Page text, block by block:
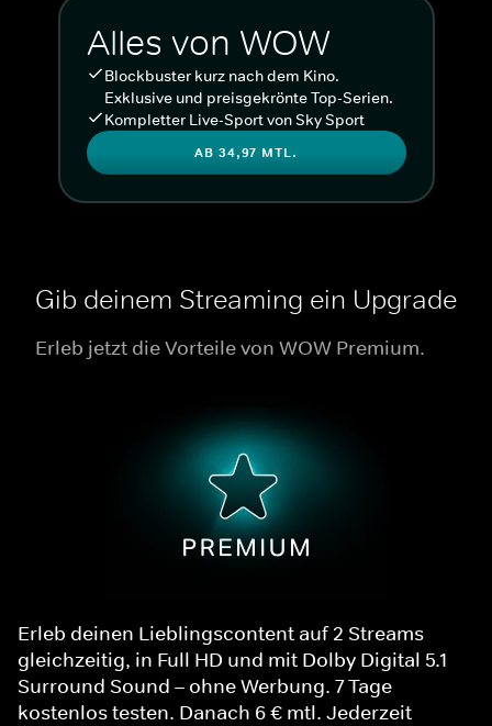
Alles von WOW
Blockbuster kurz nach dem Kino.
Exklusive und preisgekrönte Top-Serien.
Kompletter Live-Sport von Sky Sport
AB 34,97 MTL.
Gib deinem Streaming ein Upgrade
Erleb jetzt die Vorteile von WOW Premium.
Erleb deinen Lieblingscontent auf 2 Streams
gleichzeitig, in Full HD und mit Dolby Digital 5.1
Surround Sound – ohne Werbung. 7 Tage
kostenlos testen. Danach 6 € mtl. Jederzeit